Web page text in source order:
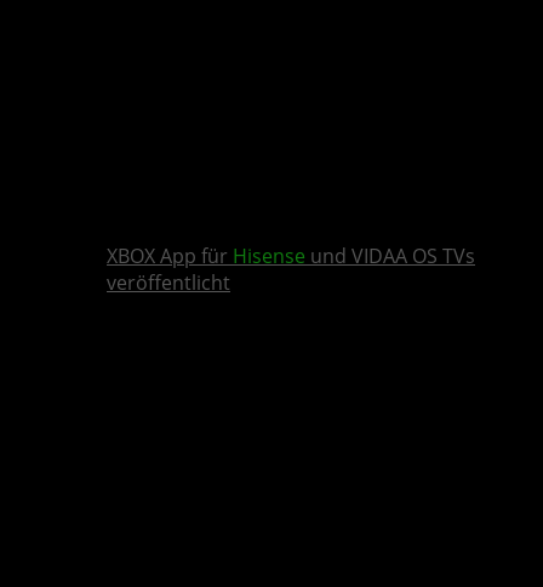
XBOX App für Hisense und VIDAA OS TVs
veröffentlicht